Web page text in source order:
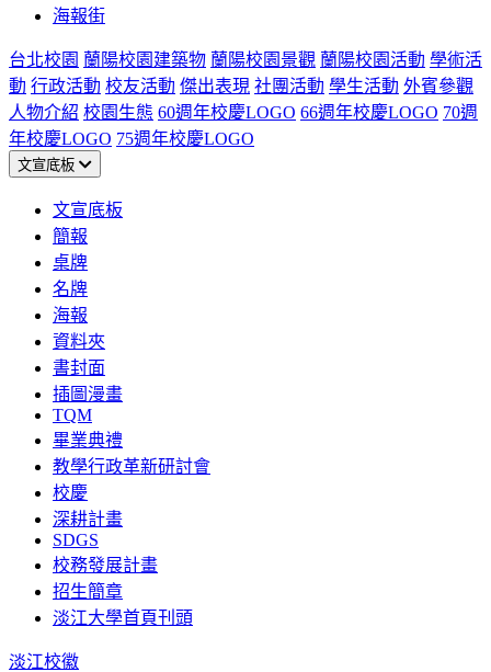
海報街
台北校園 蘭陽校園建築物 蘭陽校園景觀 蘭陽校園活動 學術活
動 行政活動 校友活動 傑出表現 社團活動 學生活動 外賓參觀
人物介紹 校園生態 60週年校慶LOGO 66週年校慶LOGO 70週
年校慶LOGO 75週年校慶LOGO
文宣底板
文宣底板
簡報
桌牌
名牌
海報
資料夾
書封面
插圖漫畫
TQM
畢業典禮
教學行政革新研討會
校慶
深耕計畫
SDGS
校務發展計畫
招生簡章
淡江大學首頁刊頭
淡江校徽